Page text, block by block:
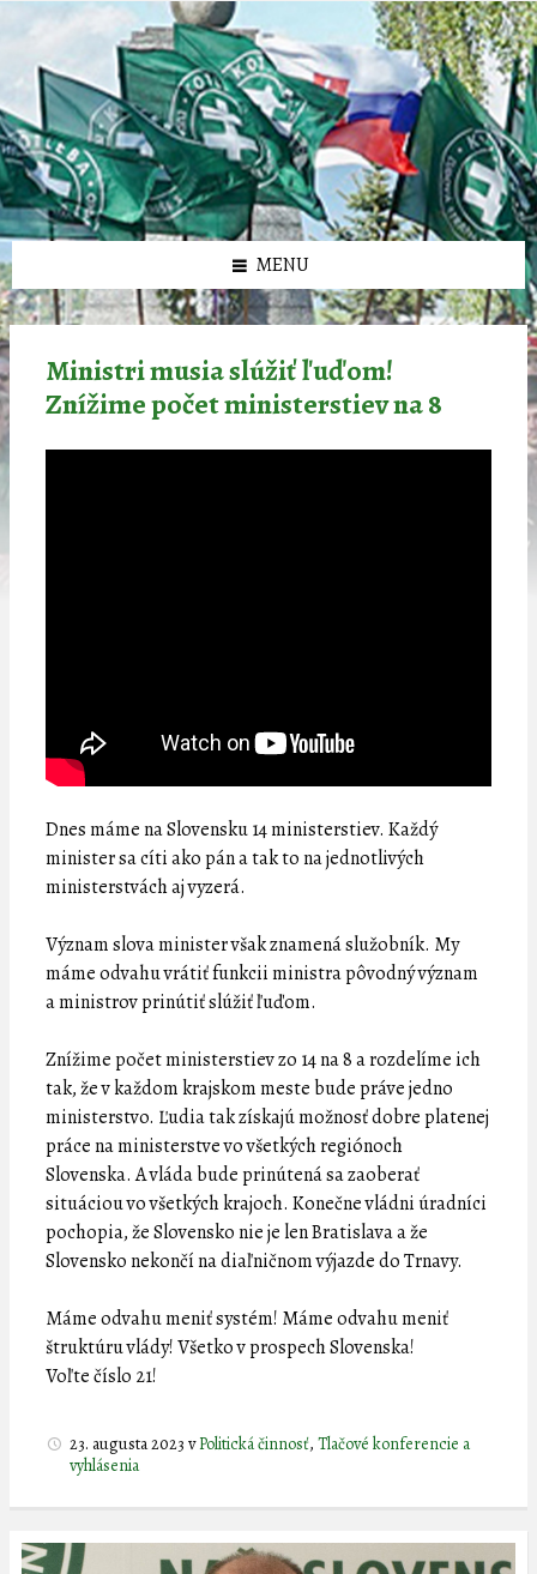
олимп казино
Preskočiť
Preskočiť
panel
Preskočiť
panel
Preskočiť
MENU
Ministri musia slúžiť ľuďom!
Znížime počet ministerstiev na 8
Dnes máme na Slovensku 14 ministerstiev. Každý
minister sa cíti ako pán a tak to na jednotlivých
ministerstvách aj vyzerá.
Význam slova minister však znamená služobník. My
máme odvahu vrátiť funkcii ministra pôvodný význam
a ministrov prinútiť slúžiť ľuďom.
Znížime počet ministerstiev zo 14 na 8 a rozdelíme ich
tak, že v každom krajskom meste bude práve jedno
ministerstvo. Ľudia tak získajú možnosť dobre platenej
práce na ministerstve vo všetkých regiónoch
Slovenska. A vláda bude prinútená sa zaoberať
situáciou vo všetkých krajoch. Konečne vládni úradníci
pochopia, že Slovensko nie je len Bratislava a že
Slovensko nekončí na diaľničnom výjazde do Trnavy.
Máme odvahu meniť systém! Máme odvahu meniť
štruktúru vlády! Všetko v prospech Slovenska!
Voľte číslo 21!
23. augusta 2023 vPolitická činnosť, Tlačové konferencie a
vyhlásenia